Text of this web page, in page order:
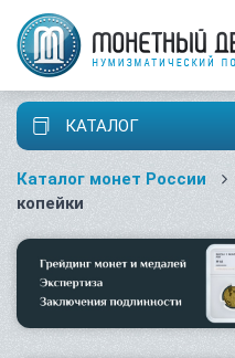
КАТАЛОГ
Каталог монет России
копейки